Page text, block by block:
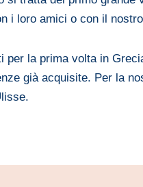
i loro amici o con il
per la prima volta in
già acquisite. Per la